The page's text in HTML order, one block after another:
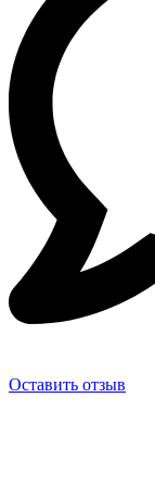
Оставить отзыв